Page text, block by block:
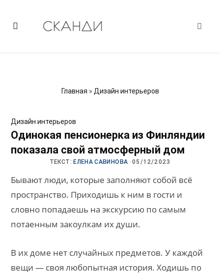
Главная » Дизайн интерьеров
Дизайн интерьеров
Одинокая пенсионерка из Финляндии
показала свой атмосферный дом
ТЕКСТ: ЕЛЕНА САВИНОВА ·05/12/2023
Бывают люди, которые заполняют собой всё
пространство. Приходишь к ним в гости и
словно попадаешь на экскурсию по самым
потаенным закоулкам их души.
В их доме нет случайных предметов. У каждой
вещи — своя любопытная история. Ходишь по